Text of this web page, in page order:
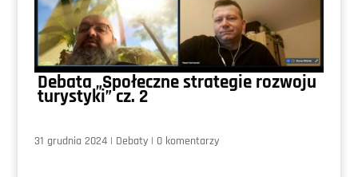
Debata „Społeczne strategie rozwoju
turystyki” cz. 2
31 grudnia 2024| Debaty| 0 komentarzy